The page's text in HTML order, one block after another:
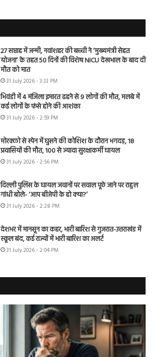
27 सप्ताह में जन्मी, नवांशहर की बच्ची ने ‘मुख्यमंत्री सेहत
योजना’ के तहत 50 दिनों की विशेष NICU देखभाल के बाद दी
मौत को मात
31 July 2026 - 3:33 PM
भिवंडी में 4 मंजिला इमारत ढहने से 9 लोगों की मौत, मलबे में
कई लोगों के फंसे होने की आशंका
31 July 2026 - 2:59 PM
मोरक्को से स्पेन में घुसने की कोशिश के दौरान भगदड़, 18
प्रवासियों की मौत, 100 से ज्यादा सुरक्षाकर्मी घायल
31 July 2026 - 2:56 PM
दिल्ली पुलिस के घायल जवानों पर सवाल पूछे जाने पर राहुल
गांधी बोले- ‘आप बीजेपी के हो क्या?’
31 July 2026 - 2:28 PM
देशभर में मानसून का कहर, भारी बारिश से गुजरात-उत्तराखंड में
स्कूल बंद, कई राज्यों में भारी बारिश का अलर्ट
31 July 2026 - 2:04 PM